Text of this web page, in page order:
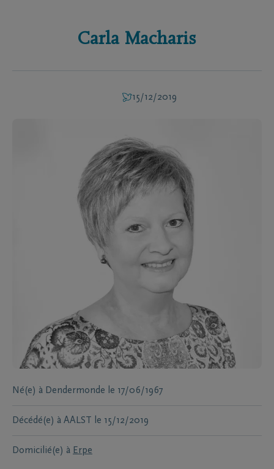
Carla Macharis
15/12/2019
Né(e) à Dendermonde le 17/06/1967
Décédé(e) à AALST le 15/12/2019
Domicilié(e) à Erpe